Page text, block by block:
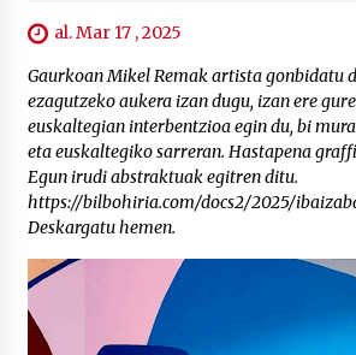
al. Mar 17 , 2025
Gaurkoan Mikel Remak artista gonbidatu
ezagutzeko aukera izan dugu, izan ere
euskaltegian interbentzioa egin du, bi
eta euskaltegiko sarreran. Hastapena
Egun irudi abstraktuak egitren ditu.
https://bilbohiria.com/docs2/2025/
Deskargatu hemen.